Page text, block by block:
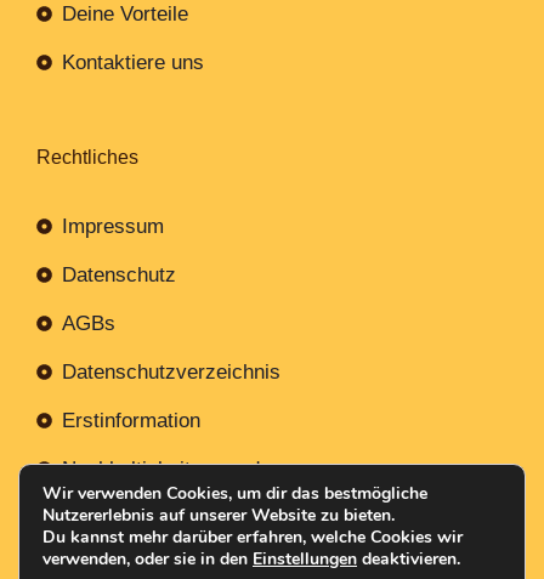
Deine Vorteile
Kontaktiere uns
Rechtliches
Impressum
Datenschutz
AGBs
Datenschutzverzeichnis
Erstinformation
Nachhaltigkeitsverordnung
Wir verwenden Cookies, um dir das bestmögliche
Nutzererlebnis auf unserer Website zu bieten.
Du kannst mehr darüber erfahren, welche Cookies wir
verwenden, oder sie in den Einstellungen deaktivieren.